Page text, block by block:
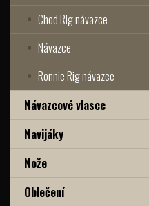
Chod Rig návazce
Návazce
Ronnie Rig návazce
Návazcové vlasce
Navijáky
Nože
Oblečení